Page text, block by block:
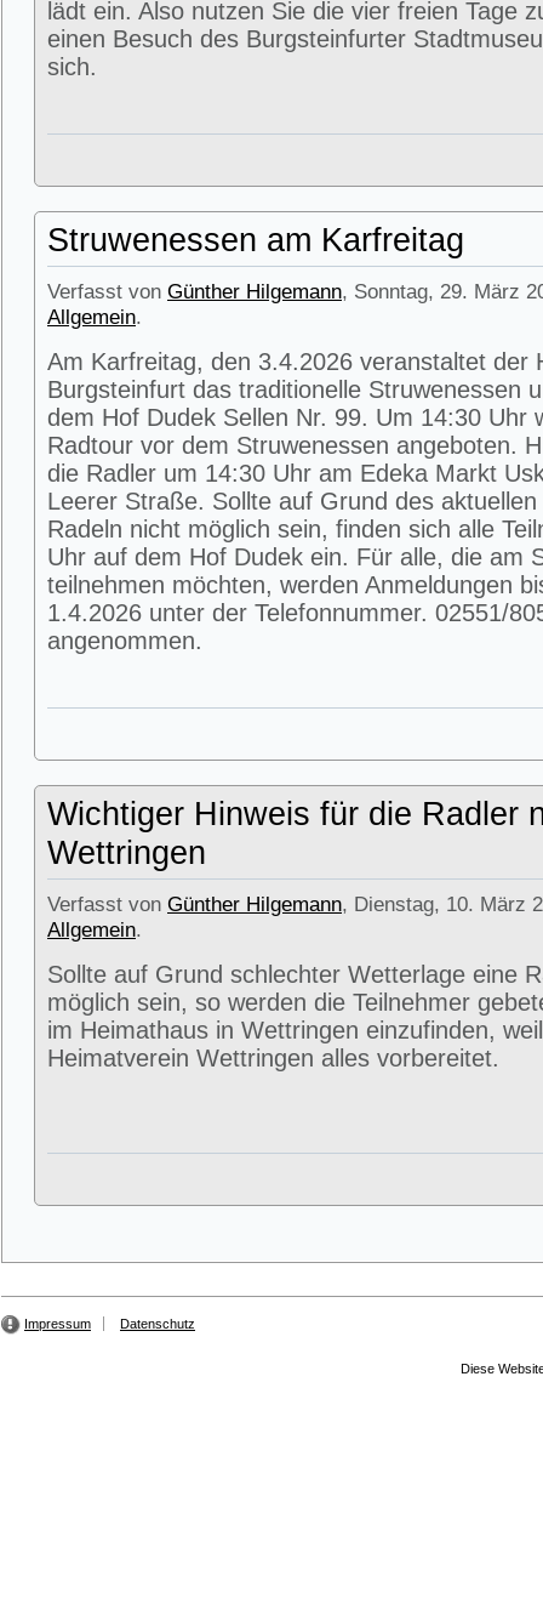
lädt ein. Also nutzen Sie die vier freien Tage
einen Besuch des Burgsteinfurter
sich.
Struwenessen am Karfreitag
Verfasst von Günther Hilgemann, Sonntag, 29. März
Allgemein.
Am Karfreitag, den 3.4.2026 veranstaltet der
Burgsteinfurt das traditionelle Struwenessen
dem Hof Dudek Sellen Nr. 99. Um 14:30 Uhr
Radtour vor dem Struwenessen angeboten.
die Radler um 14:30 Uhr am Edeka Markt
Leerer Straße. Sollte auf Grund des
Radeln nicht möglich sein, finden sich alle
Uhr auf dem Hof Dudek ein. Für alle, die am
teilnehmen möchten, werden Anmeldungen
1.4.2026 unter der Telefonnummer. 02551/
angenommen.
Wichtiger Hinweis für die Radler
Wettringen
Verfasst von Günther Hilgemann, Dienstag, 10. März
Allgemein.
Sollte auf Grund schlechter Wetterlage eine
möglich sein, so werden die Teilnehmer
im Heimathaus in Wettringen einzufinden,
Heimatverein Wettringen alles vorbereitet.
Impressum Datenschutz
Diese